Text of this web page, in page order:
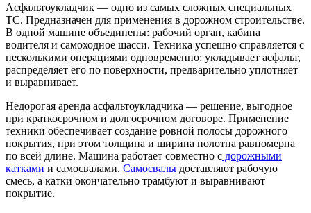
Асфальтоукладчик — одно из самых сложных специальных
ТС. Предназначен для применения в дорожном строительстве.
В одной машине объединены: рабочий орган, кабина
водителя и самоходное шасси. Техника успешно справляется с
несколькими операциями одновременно: укладывает асфальт,
распределяет его по поверхности, предварительно уплотняет
и выравнивает.
Недорогая аренда асфальтоукладчика — решение, выгодное
при краткосрочном и долгосрочном договоре. Применение
техники обеспечивает создание ровной полосы дорожного
покрытия, при этом толщина и ширина полотна равномерна
по всей длине. Машина работает совместно с дорожными
катками и самосвалами. Самосвалы доставляют рабочую
смесь, а катки окончательно трамбуют и выравнивают
покрытие.